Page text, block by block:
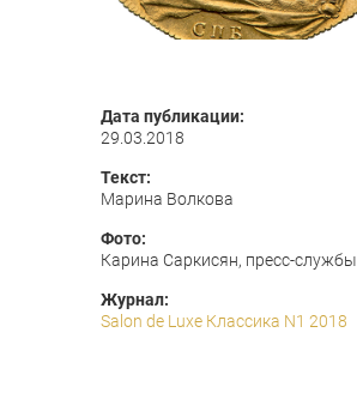
Дата публикации:
29.03.2018
Текст:
Марина Волкова
Фото:
Карина Саркисян, пресс-службы
Журнал:
Salon de Luxe Классика N1 2018